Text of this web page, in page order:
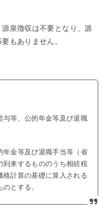
泉徴収は不要となり、源
もありません。
与等、公的年金等及び退職
年金等及び退職手当等（省
到来するもののうち相続税
計算の基礎に算入される
とする。